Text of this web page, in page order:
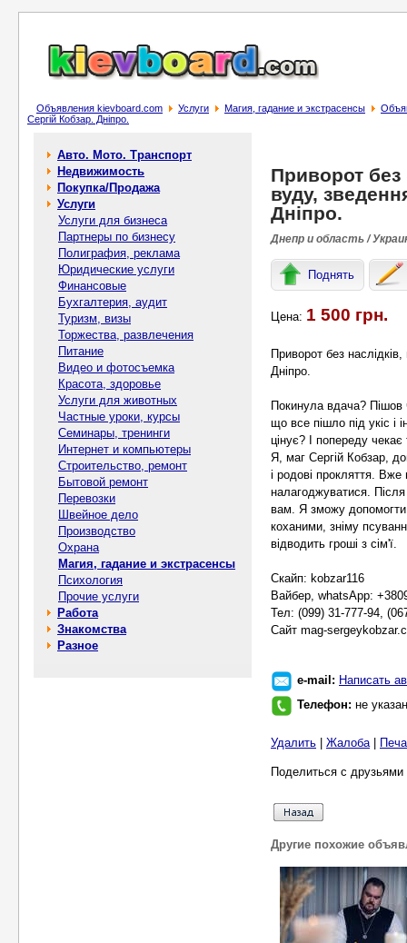
Объявления kievboard.com Услуги Магия, гадание и экстрасенсы
Сергій Кобзар. Дніпро.
Авто. Мото. Транспорт
Недвижимость
Покупка/Продажа
Услуги
Услуги для бизнеса
Партнеры по бизнесу
Полиграфия, реклама
Юридические услуги
Финансовые
Бухгалтерия, аудит
Туризм, визы
Торжества, развлечения
Питание
Видео и фотосъемка
Красота, здоровье
Услуги для животных
Частные уроки, курсы
Семинары, тренинги
Интернет и компьютеры
Строительство, ремонт
Бытовой ремонт
Перевозки
Швейное дело
Производство
Охрана
Магия, гадание и экстрасенсы
Психология
Прочие услуги
Работа
Знакомства
Разное
Приворот без
вуду,
Дніпро.
Днепр и область /
Поднять
Цена: 1 500 грн.
Приворот без
Дніпро.
Покинула вдача? Пішов
що все пішло під укіс і
цінує? І попереду
Я, маг Сергій Кобзар,
і родові прокляття. Вже
налагоджуватися.
вам. Я зможу допомогти
коханими, зніму
відводить гроші з сім'ї.
Скайп: kobzar116
Вайбер, whatsApp:
Тел: (099) 31-777-94,
Сайт mag-
e-mail: Написать
Телефон: не указан
Удалить Жалоба|
Поделиться с
Другие похожие